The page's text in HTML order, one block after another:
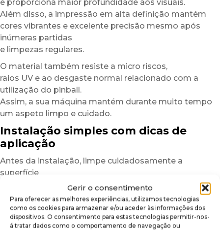
Gerir o consentimento
Para oferecer as melhores experiências, utilizamos tecnologias
como os cookies para armazenar e/ou aceder às informações dos
dispositivos. O consentimento para estas tecnologias permitir-nos-
á tratar dados como o comportamento de navegação ou
e proporciona maior profundidade aos visuais.
Além disso, a impressão em alta definição mantém
cores vibrantes e excelente precisão mesmo após
inúmeras partidas
e limpezas regulares.
O material também resiste a micro riscos,
raios UV e ao desgaste normal relacionado com a
utilização do pinball.
Assim, a sua máquina mantém durante muito tempo
um aspeto limpo e cuidado.
Instalação simples com dicas de
aplicação
Antes da instalação, limpe cuidadosamente a
superfície
para eliminar poeiras, marcas de gordura ou resíduos
que possam afetar a aderência.
Uma superfície limpa garante um resultado mais
uniforme e duradouro.